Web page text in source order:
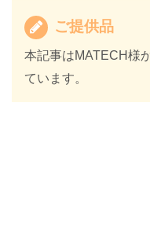
ご提供品
本記事はMATECH様
ています。